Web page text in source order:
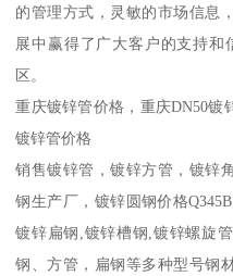
的管理方式，灵敏的市场信息
展中赢得了广大客户的支持
区。
重庆镀锌管价格，重庆DN50镀
镀锌管价格
销售镀锌管，镀锌方管，镀锌
钢生产厂，镀锌圆钢价格
镀锌扁钢,镀锌槽钢,镀锌螺旋
钢、方管，扁钢等多种型号钢